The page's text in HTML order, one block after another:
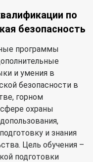
по
безопасность
программы
и умения в
безопасности в
горном
охраны
и знания
Цель обучения –
подготовки